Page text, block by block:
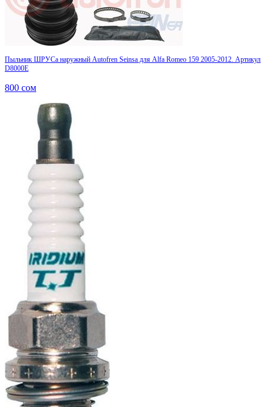
Пыльник ШРУСа наружный Autofren Seinsa для Alfa Romeo 159 2005-2012. Артикул
D8000E
800 сом